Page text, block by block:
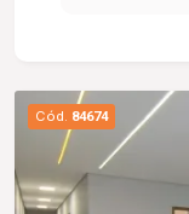
de venda: R$
Cód. 84674